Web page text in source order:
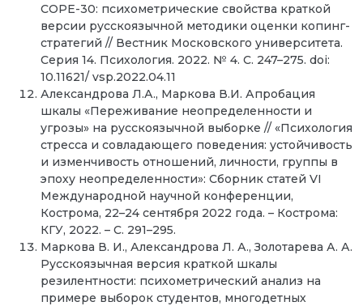
СОРЕ-30: психометрические свойства краткой
версии русскоязычной методики оценки копинг-
стратегий // Вестник Московского университета.
Серия 14. Психология. 2022. № 4. С. 247–275. doi:
10.11621/ vsp.2022.04.11
Александрова Л.А., Маркова В.И. Апробация
шкалы «Переживание неопределенности и
угрозы» на русскоязычной выборке // «Психология
стресса и совладающего поведения: устойчивость
и изменчивость отношений, личности, группы в
эпоху неопределенности»: Сборник статей VI
Международной научной конференции,
Кострома, 22–24 сентября 2022 года. – Кострома:
КГУ, 2022. – С. 291–295.
Маркова В. И., Александрова Л. А., Золотарева А. А.
Русскоязычная версия краткой шкалы
резилентности: психометрический анализ на
примере выборок студентов, многодетных